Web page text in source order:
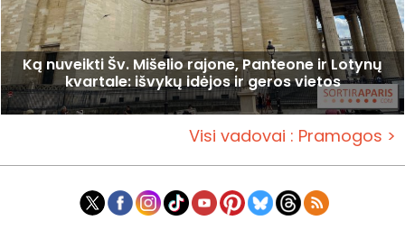
Ką nuveikti Šv. Mišelio rajone, Panteone ir Lotynų
kvartale: išvykų idėjos ir geros vietos
Visi vadovai : Pramogos >